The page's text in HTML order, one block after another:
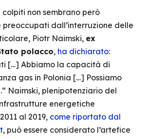
colpiti non sembrano però
preoccupati dall’interruzione delle
Piotr Naimski, ex
polacco, ha dichiarato:
[…] Abbiamo la capacità di
gas in Polonia […] Possiamo
Naimski, plenipotenziario del
energetiche
al 2019, come riportato dal
, può essere considerato l’artefice